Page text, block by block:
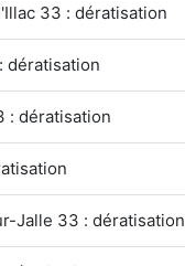
33 : dératisation
dératisation
: dératisation
Jalle 33 : dératisation